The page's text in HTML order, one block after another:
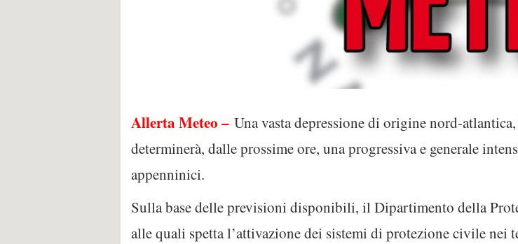
Allerta Meteo – Una vasta depressione di origine nord-
determinerà, dalle prossime ore, una progressiva e generale
appenninici.
Sulla base delle previsioni disponibili, il Dipartimento della
alle quali spetta l’attivazione dei sistemi di protezione civile nei